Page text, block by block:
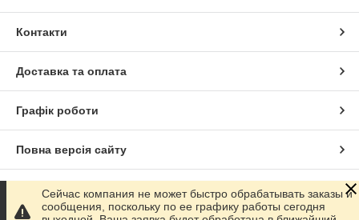
Контакти
Доставка та оплата
Графік роботи
Повна версія сайту
Сайт створено на маркетплейсі Prom.ua
Сейчас компания не может быстро обрабатывать заказы и
сообщения, поскольку по ее графику работы сегодня